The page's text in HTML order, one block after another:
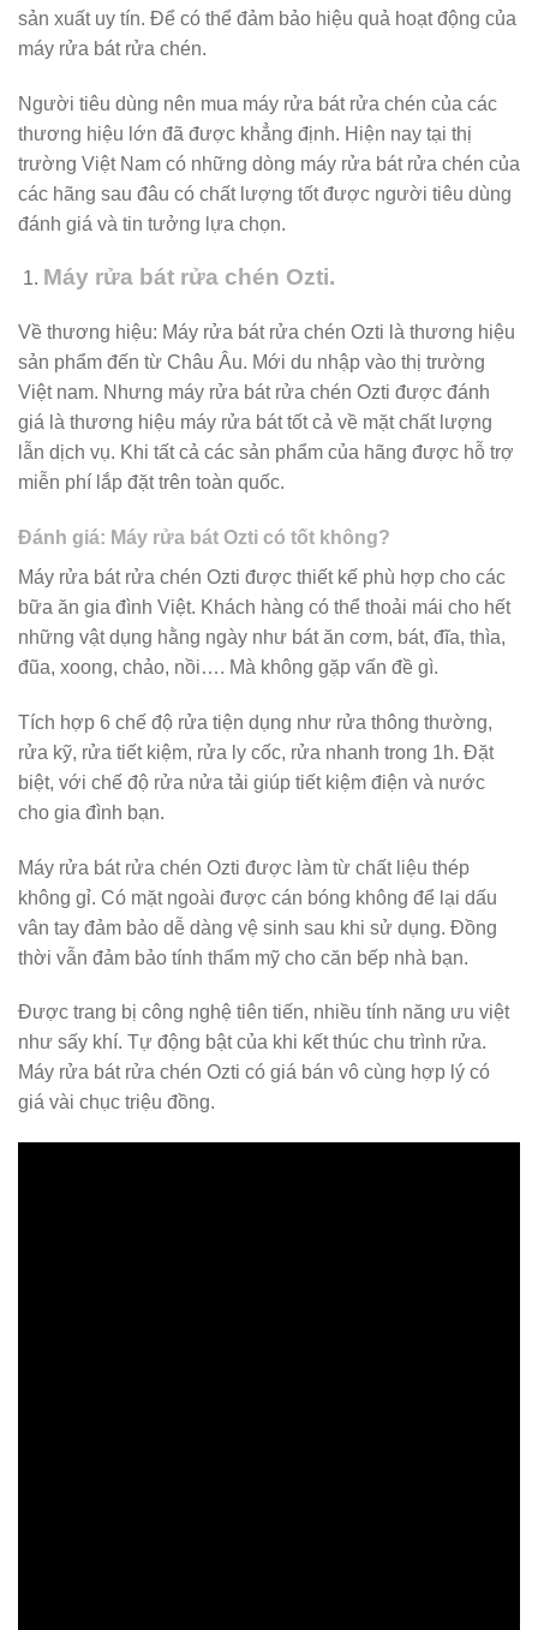
sản xuất uy tín. Để có thể đảm bảo hiệu quả hoạt động của
máy rửa bát rửa chén.
Người tiêu dùng nên mua máy rửa bát rửa chén của các
thương hiệu lớn đã được khẳng định. Hiện nay tại thị
trường Việt Nam có những dòng máy rửa bát rửa chén của
các hãng sau đâu có chất lượng tốt được người tiêu dùng
đánh giá và tin tưởng lựa chọn.
Máy rửa bát rửa chén Ozti.
Về thương hiệu: Máy rửa bát rửa chén Ozti là thương hiệu
sản phẩm đến từ Châu Âu. Mới du nhập vào thị trường
Việt nam. Nhưng máy rửa bát rửa chén Ozti được đánh
giá là thương hiệu máy rửa bát tốt cả về mặt chất lượng
lẫn dịch vụ. Khi tất cả các sản phẩm của hãng được hỗ trợ
miễn phí lắp đặt trên toàn quốc.
Đánh giá: Máy rửa bát Ozti có tốt không?
Máy rửa bát rửa chén Ozti được thiết kế phù hợp cho các
bữa ăn gia đình Việt. Khách hàng có thể thoải mái cho hết
những vật dụng hằng ngày như bát ăn cơm, bát, đĩa, thìa,
đũa, xoong, chảo, nồi…. Mà không gặp vấn đề gì.
Tích hợp 6 chế độ rửa tiện dụng như rửa thông thường,
rửa kỹ, rửa tiết kiệm, rửa ly cốc, rửa nhanh trong 1h. Đặt
biệt, với chế độ rửa nửa tải giúp tiết kiệm điện và nước
cho gia đình bạn.
Máy rửa bát rửa chén Ozti được làm từ chất liệu thép
không gỉ. Có mặt ngoài được cán bóng không để lại dấu
vân tay đảm bảo dễ dàng vệ sinh sau khi sử dụng. Đồng
thời vẫn đảm bảo tính thẩm mỹ cho căn bếp nhà bạn.
Được trang bị công nghệ tiên tiến, nhiều tính năng ưu việt
như sấy khí. Tự động bật của khi kết thúc chu trình rửa.
Máy rửa bát rửa chén Ozti có giá bán vô cùng hợp lý có
giá vài chục triệu đồng.